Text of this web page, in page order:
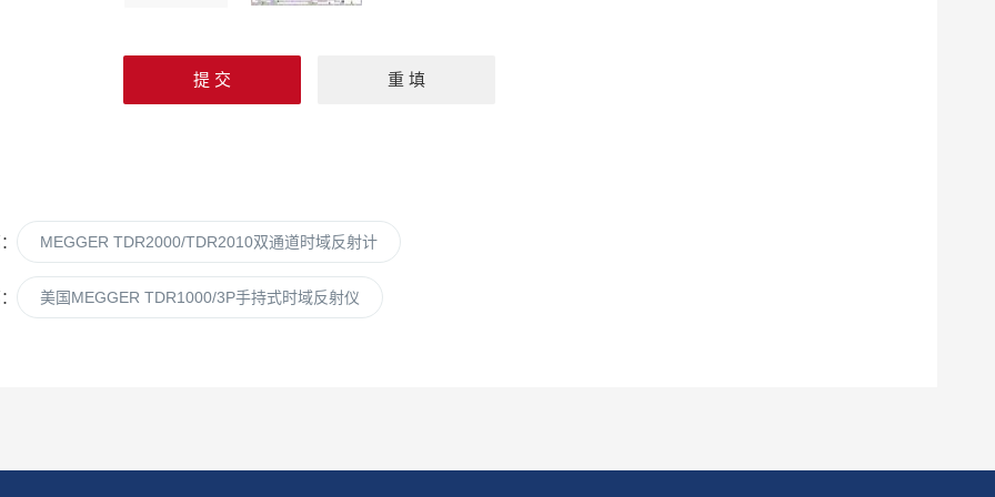
MEGGER TDR2000/TDR2010双通道时域反射计
美国MEGGER TDR1000/3P手持式时域反射仪